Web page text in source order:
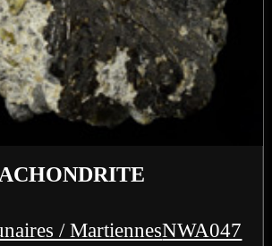
ACHONDRITE
/ MartiennesNWA047